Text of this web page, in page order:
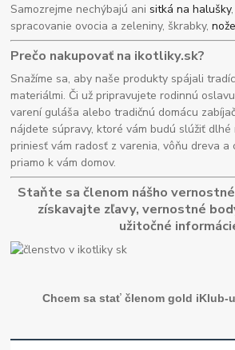
Samozrejme nechýbajú anisitká na halušky
spracovanie ovocia a zeleniny, škrabky,nože
Prečo nakupovať na ikotliky.sk?
Snažíme sa, aby naše produkty spájali
materiálmi. Či už pripravujete rodinnú
varení guláša alebo tradičnú domácu
nájdete súpravy, ktoré vám budú slúžiť dlhé
priniesť vám radosť z varenia, vôňu dreva
priamo k vám domov.
Staňte sa členom nášho
získavajte zľavy, vernostné
užitočné
Chcem sa stať členom gold iKlub-